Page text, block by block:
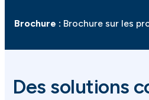
Brochure : Brochure sur les
Des solutions